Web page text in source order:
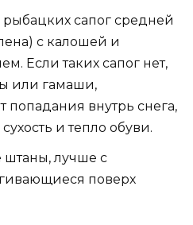
рыбацких сапог средней
с калошей и
Если таких сапог нет,
или гамаши,
внутрь снега,
и тепло обуви.
лучше с
поверх